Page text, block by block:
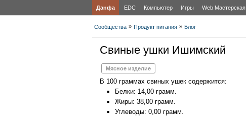
Данфа EDC Компьютер Игры Web Мастерская
Сообщества » Продукт питания » Блог
Свиные ушки Ишимский
Мясное изделие
В 100 граммах свиных ушек содержится:
Белки: 14,00 грамм.
Жиры: 38,00 грамм.
Углеводы: 0,00 грамм.